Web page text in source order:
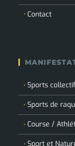
Contact
Sports
Sports de
Course /
Sport et